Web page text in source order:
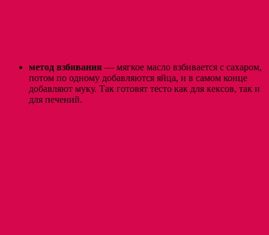
метод взбивания — мягкое масло взбивается с сахаром,
потом по одному добавляются яйца, и в самом конце
добавляют муку. Так готовят тесто как для кексов, так и
для печений.